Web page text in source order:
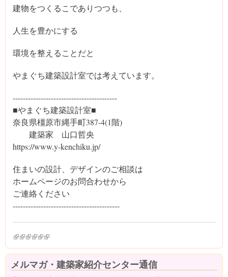
建物をつくるこでありつつも、
人生を豊かにする
環境を整えることだと
やまぐち建築設計室では考えています。
‐----------------------------------------
■やまぐち建築設計室■
奈良県橿原市縄手町387-4(1階)
建築家 山口哲央
https://www.y-kenchiku.jp/
住まいの設計、デザインのご相談は
ホームページのお問合わせから
ご連絡ください
------------‐-----------------------------
(link is external)
(link is external)
(link is external)
(link is external)
(link is external)
(link is external)
メルマガ・建築家紹介センター通信